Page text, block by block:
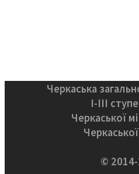
Черкаська
І-ІІІ
Черкаської
©